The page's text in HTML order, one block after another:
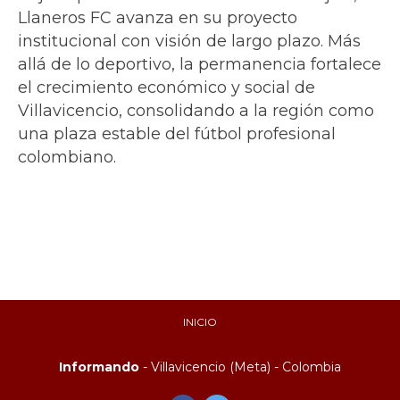
Llaneros FC avanza en su proyecto
institucional con visión de largo plazo. Más
allá de lo deportivo, la permanencia fortalece
el crecimiento económico y social de
Villavicencio, consolidando a la región como
una plaza estable del fútbol profesional
colombiano.
INICIO
Informando - Villavicencio (Meta) - Colombia